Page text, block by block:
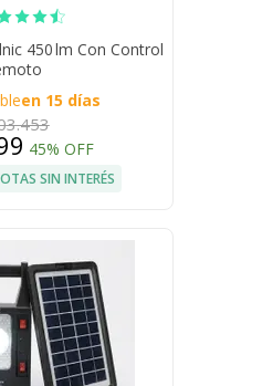
450 lm Con Control
en 15 días
45% OFF
SIN INTERÉS